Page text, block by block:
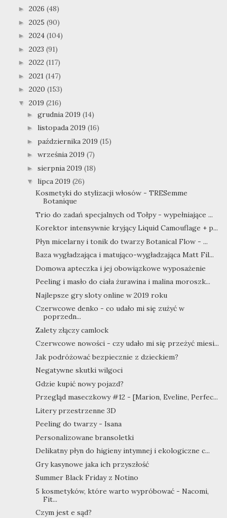
► 2026 (48)
► 2025 (90)
► 2024 (104)
► 2023 (91)
► 2022 (117)
► 2021 (147)
► 2020 (153)
▼ 2019 (216)
► grudnia 2019 (14)
► listopada 2019 (16)
► października 2019 (15)
► września 2019 (7)
► sierpnia 2019 (18)
▼ lipca 2019 (26)
Kosmetyki do stylizacji włosów - TRESemme
Botanique
Trio do zadań specjalnych od Tołpy - wypełniające ...
Korektor intensywnie kryjący Liquid Camouflage + p...
Płyn micelarny i tonik do twarzy Botanical Flow - ...
Baza wygładzająca i matująco-wygładzająca Matt Fil...
Domowa apteczka i jej obowiązkowe wyposażenie
Peeling i masło do ciała żurawina i malina moroszk...
Najlepsze gry sloty online w 2019 roku
Czerwcowe denko - co udało mi się zużyć w
poprzedn...
Zalety złączy camlock
Czerwcowe nowości - czy udało mi się przeżyć miesi...
Jak podróżować bezpiecznie z dzieckiem?
Negatywne skutki wilgoci
Gdzie kupić nowy pojazd?
Przegląd maseczkowy #12 - [Marion, Eveline, Perfec...
Litery przestrzenne 3D
Peeling do twarzy - Isana
Personalizowane bransoletki
Delikatny płyn do higieny intymnej i ekologiczne c...
Gry kasynowe jaka ich przyszłość
Summer Black Friday z Notino
5 kosmetyków, które warto wypróbować - Nacomi,
Fit...
Czym jest e sąd?